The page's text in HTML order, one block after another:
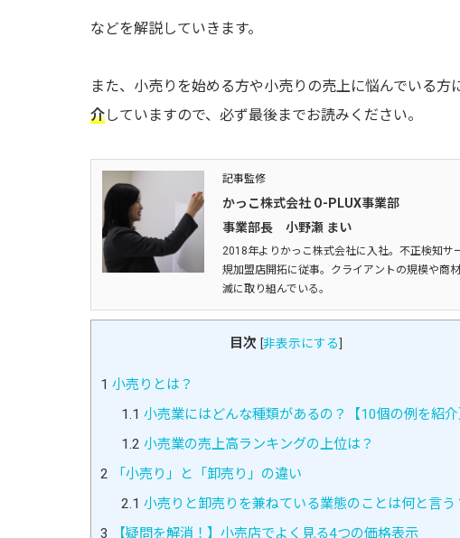
などを解説していきます。
また、小売りを始める方や小売りの売上に悩んでいる方
介していますので、必ず最後までお読みください。
記事監修
かっこ株式会社 O-PLUX事業部
事業部長 小野瀬 まい
2018年よりかっこ株式会社に入社。不正検知サ
規加盟店開拓に従事。クライアントの規模や商
滅に取り組んでいる。
目次 [非表示にする]
1 小売りとは？
1.1 小売業にはどんな種類があるの？【10個の例を紹介
1.2 小売業の売上高ランキングの上位は？
2 「小売り」と「卸売り」の違い
2.1 小売りと卸売りを兼ねている業態のことは何と言う
3
【疑問を解消！】小売店でよく見る4つの価格表示